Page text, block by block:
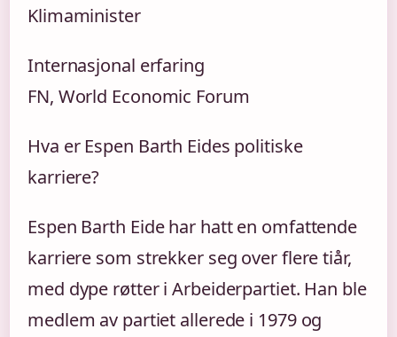
Klimaminister
Internasjonal erfaring
FN, World Economic Forum
Hva er Espen Barth Eides politiske
karriere?
Espen Barth Eide har hatt en omfattende
karriere som strekker seg over flere tiår,
med dype røtter i Arbeiderpartiet. Han ble
medlem av partiet allerede i 1979 og